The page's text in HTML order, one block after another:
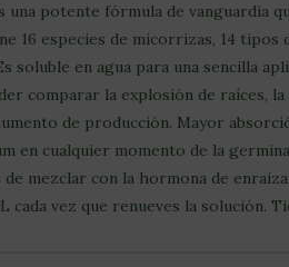
una potente fórmula de vanguardia
16 especies de micorrizas, 14
soluble en agua para una sencilla
comparar la explosión de raíces,
de producción. Mayor
en cualquier momento de la
mezclar con la hormona de
vez que renueves la solución.